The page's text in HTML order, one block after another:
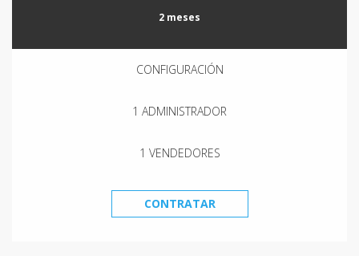
2 meses
CONFIGURACIÓN
1 ADMINISTRADOR
1 VENDEDORES
CONTRATAR